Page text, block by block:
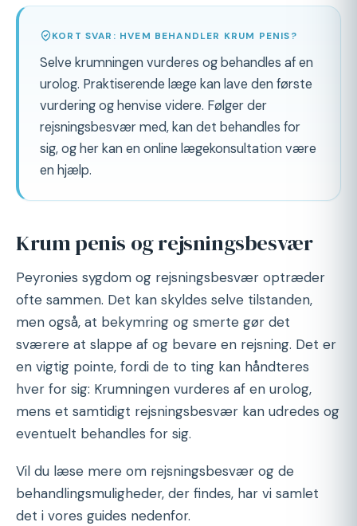
KORT SVAR: HVEM BEHANDLER KRUM PENIS?
Selve krumningen vurderes og behandles af en
urolog. Praktiserende læge kan lave den første
vurdering og henvise videre. Følger der
rejsningsbesvær med, kan det behandles for
sig, og her kan en online lægekonsultation være
en hjælp.
Krum penis og rejsningsbesvær
Peyronies sygdom og rejsningsbesvær optræder
ofte sammen. Det kan skyldes selve tilstanden,
men også, at bekymring og smerte gør det
sværere at slappe af og bevare en rejsning. Det er
en vigtig pointe, fordi de to ting kan håndteres
hver for sig: Krumningen vurderes af en urolog,
mens et samtidigt rejsningsbesvær kan udredes og
eventuelt behandles for sig.
Vil du læse mere om rejsningsbesvær og de
behandlingsmuligheder, der findes, har vi samlet
det i vores guides nedenfor.